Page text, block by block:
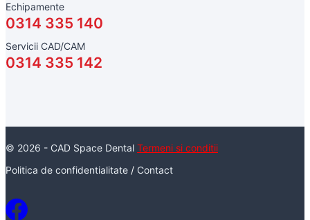
Echipamente
0314 335 140
Servicii CAD/CAM
0314 335 142
© 2026 - CAD Space Dental Termeni si conditii
Politica de confidentialitate / Contact